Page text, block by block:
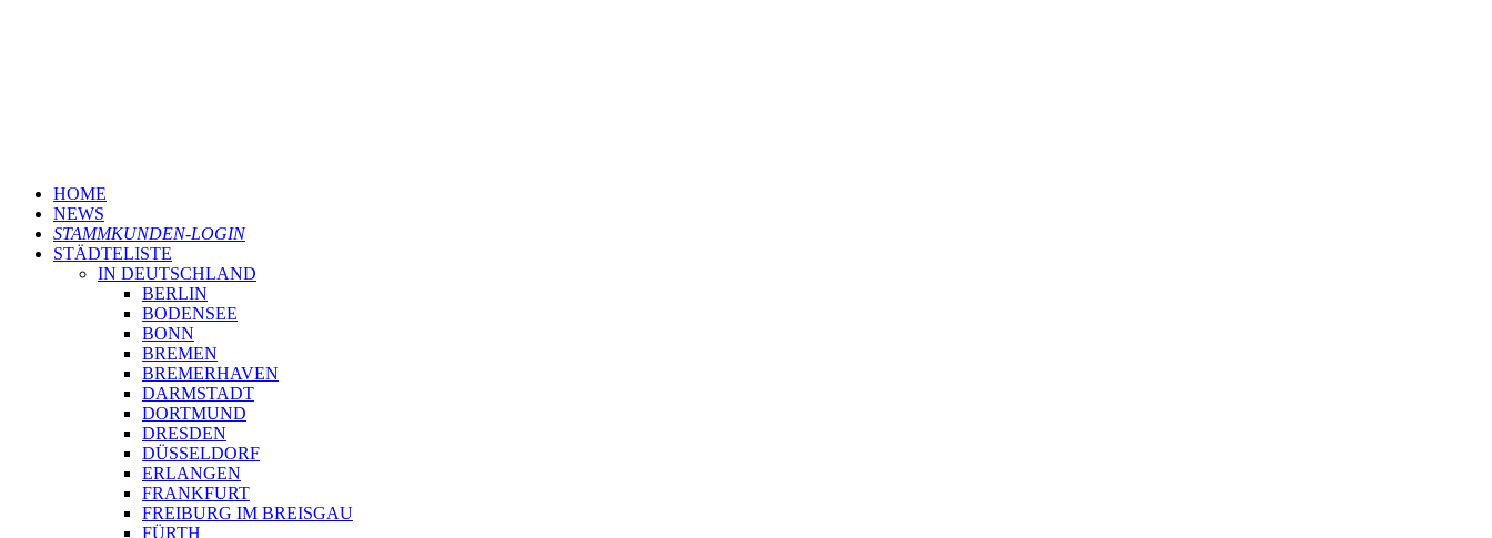
HOME
NEWS
STAMMKUNDEN-LOGIN
STÄDTELISTE
IN DEUTSCHLAND
BERLIN
BODENSEE
BONN
BREMEN
BREMERHAVEN
DARMSTADT
DORTMUND
DRESDEN
DÜSSELDORF
ERLANGEN
FRANKFURT
FREIBURG IM BREISGAU
FÜRTH